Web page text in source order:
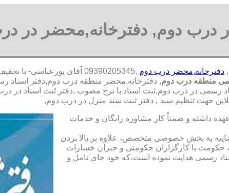
درب دوم, دفترخانه,محضر در
, دفترخانه,محضر درب دوم
,09390205345 آقای
منطقه درب دوم, دفترخانه,محضر منطقه درب دوم,دفتر اسناد
رسمی در درب دوم,ثبت اسناد با نرخ مصوب ,دفتر ثبت اسناد در
جهت تنظیم سند , دفتر ثبت سند منزل در درب دوم,
داشته و ضمناً کار مشاوره رایگان و خدمات
به بخش خصوصی متخصص، علاوه بر بالا بردن
یا کارگزاران حکومتی و جبران خسارات
رسمی هدایت نموده است،که خود جای تامل و